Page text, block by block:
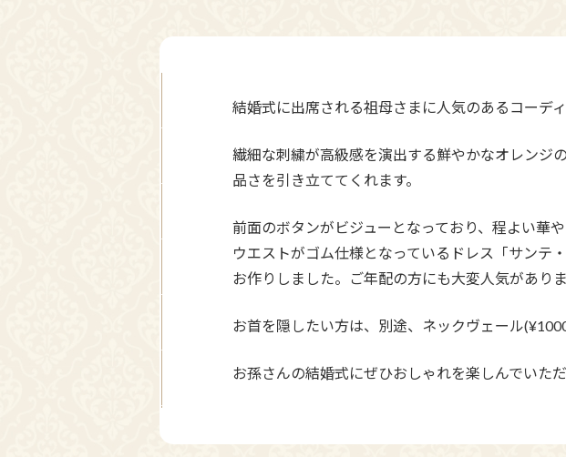
結婚式に出席される祖母さまに人気のあるコーディ
繊細な刺繍が高級感を演出する鮮やかなオレンジ
品さを引き立ててくれます。
前面のボタンがビジューとなっており、程よい華や
ウエストがゴム仕様となっているドレス「サンテ
お作りしました。ご年配の方にも大変人気がありま
お首を隠したい方は、別途、ネックヴェール
お孫さんの結婚式にぜひおしゃれを楽しんでいた